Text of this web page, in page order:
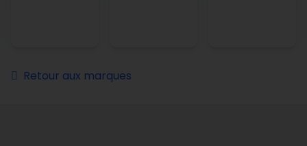
Retour aux marques